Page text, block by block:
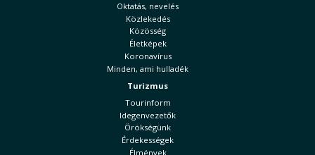
Oktatás, nevelés
Közlekedés
Közösség
Életképek
Koronavírus
Minden, ami hulladék
Turizmus
Tourinform
Idegenvezetők
Örökségünk
Érdekességek
Élmények